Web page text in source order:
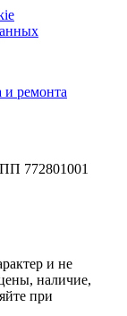
и ремонта
772801001
и не
наличие,
при